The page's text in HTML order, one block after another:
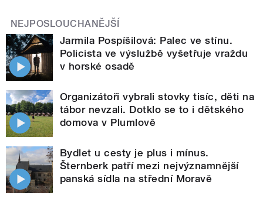
NEJPOSLOUCHANĚJŠÍ
Jarmila Pospíšilová: Palec ve stínu.
Policista ve výslužbě vyšetřuje vraždu
v horské osadě
Organizátoři vybrali stovky tisíc, děti na
tábor nevzali. Dotklo se to i dětského
domova v Plumlově
Bydlet u cesty je plus i mínus.
Šternberk patří mezi nejvýznamnější
panská sídla na střední Moravě